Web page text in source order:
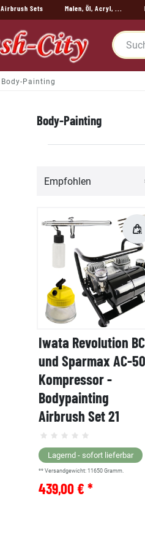
Airbrush Sets Malen, Öl, Acryl, ...
Body-Painting
Body-Painting
Iwata Revolution
und Sparmax AC-
Kompressor -
Bodypainting
Airbrush Set 21
Lagernd - sofort lieferbar
** Versandgewicht: 11650 Gramm.
439,00 € *